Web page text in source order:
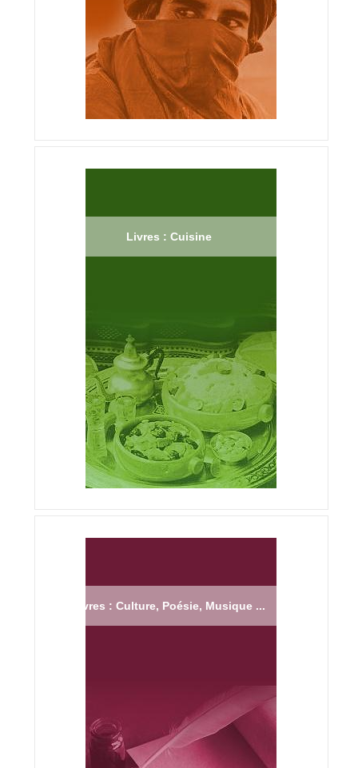
Livres : Cuisine
Livres : Culture, Poésie, Musique ...